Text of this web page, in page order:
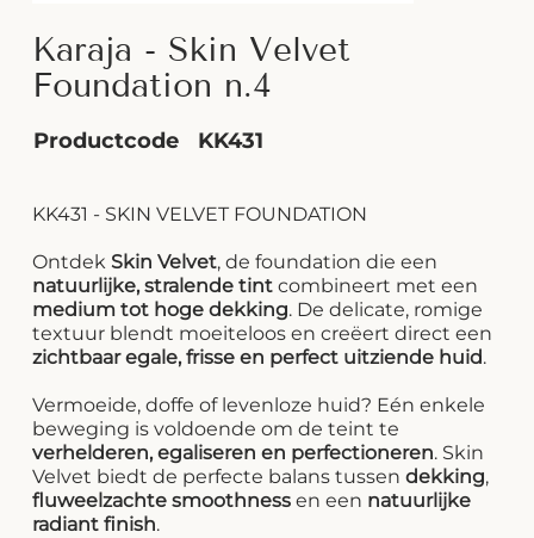
Karaja - Skin Velvet
Foundation n.4
Productcode KK431
KK431 - SKIN VELVET FOUNDATION
OntdekSkin Velvet, de foundation die een
natuurlijke, stralende tint combineert met een
medium tot hoge dekking. De delicate, romige
textuur blendt moeiteloos en creëert direct een
zichtbaar egale, frisse en perfect uitziende huid.
Vermoeide, doffe of levenloze huid? Eén enkele
beweging is voldoende om de teint te
verhelderen, egaliseren en perfectioneren. Skin
Velvet biedt de perfecte balans tussendekking,
fluweelzachte smoothness en een natuurlijke
radiant finish.